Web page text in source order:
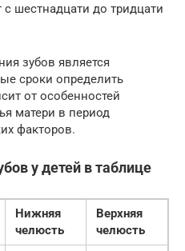
шестнадцати до тридцати
зубов является
сроки определить
от особенностей
матери в период
факторов.
у детей в таблице
Нижняя
челюсть
Верхняя
челюсть